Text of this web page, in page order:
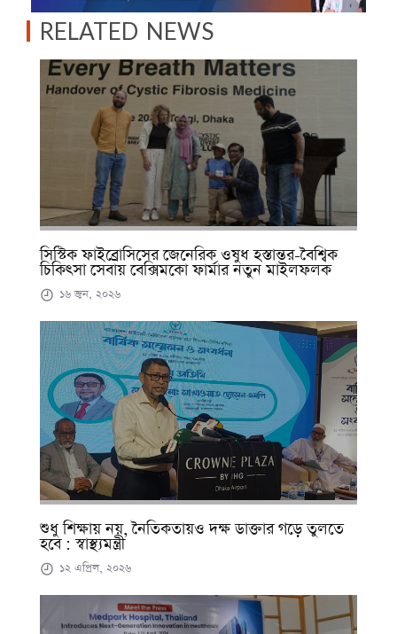
RELATED NEWS
সিস্টিক ফাইব্রোসিসের জেনেরিক ওষুধ হস্তান্তর-বৈশ্বিক
চিকিৎসা সেবায় বেক্সিমকো ফার্মার নতুন মাইলফলক
১৬ জুন, ২০২৬
শুধু শিক্ষায় নয়, নৈতিকতায়ও দক্ষ ডাক্তার গড়ে তুলতে
হবে : স্বাস্থ্যমন্ত্রী
১২ এপ্রিল, ২০২৬